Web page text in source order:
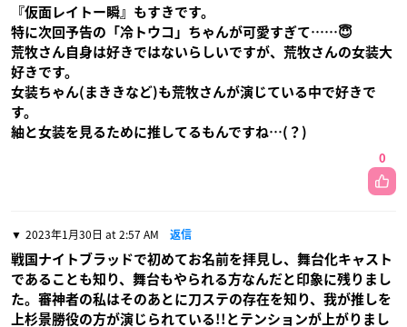
『仮面レイトー瞬』もすきです。
特に次回予告の「冷トウコ」ちゃんが可愛すぎて……😇
荒牧さん自身は好きではないらしいですが、荒牧さんの女装大
好きです。
女装ちゃん(まききなど)も荒牧さんが演じている中で好きで
す。
紬と女装を見るために推してるもんですね…(？)
0
2023年1月30日 at 2:57 AM 返信
戦国ナイトブラッドで初めてお名前を拝見し、舞台化キャスト
であることも知り、舞台もやられる方なんだと印象に残りまし
た。審神者の私はそのあとに刀ステの存在を知り、我が推しを
上杉景勝役の方が演じられている!!とテンションが上がりまし